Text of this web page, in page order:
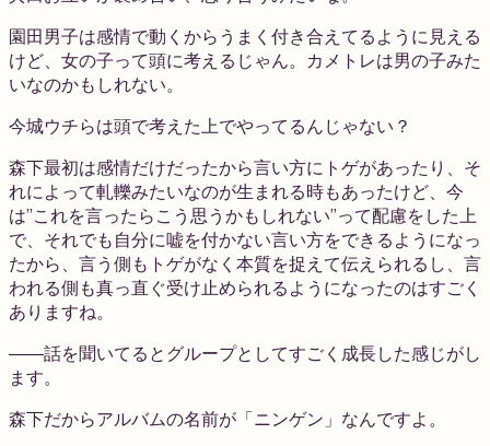
園田男子は感情で動くからうまく付き合えてるように見える
けど、女の子って頭に考えるじゃん。カメトレは男の子みた
いなのかもしれない。
今城ウチらは頭で考えた上でやってるんじゃない？
森下最初は感情だけだったから言い方にトゲがあったり、そ
れによって軋轢みたいなのが生まれる時もあったけど、今
は”これを言ったらこう思うかもしれない”って配慮をした上
で、それでも自分に嘘を付かない言い方をできるようになっ
たから、言う側もトゲがなく本質を捉えて伝えられるし、言
われる側も真っ直ぐ受け止められるようになったのはすごく
ありますね。
――話を聞いてるとグループとしてすごく成長した感じがし
ます。
森下だからアルバムの名前が「ニンゲン」なんですよ。